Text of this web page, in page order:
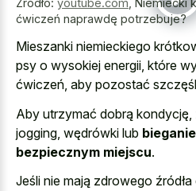
Źródło: youtube.com Niemiecki
ćwiczeń naprawdę potrzebuje?
Mieszanki niemieckiego
psy o wysokiej energii, które
ćwiczeń, aby pozostać
Aby utrzymać dobrą kondycję,
jogging, wędrówki lub
bezpiecznym miejscu.
Jeśli nie mają zdrowego